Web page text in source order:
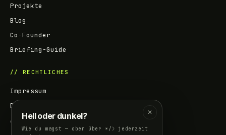
Projekte
Blog
Co-Founder
Briefing-Guide
// RECHTLICHES
Impressum
Datenschutz
AGB
✕
Hell oder dunkel?
Wie du magst — oben über ☀/☽ jederzeit